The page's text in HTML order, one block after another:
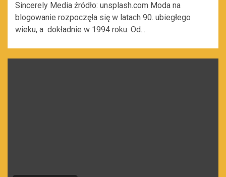
Sincerely Media źródło: unsplash.com Moda na
blogowanie rozpoczęła się w latach 90. ubiegłego
wieku, a dokładnie w 1994 roku. Od...